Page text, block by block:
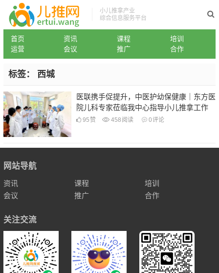
小儿推拿产业
综合信息服务平台
首页 资讯 课程
培训
运营
会议 推广 合作
标签： 西城
医联携手促提升，中医护幼保健康｜东方医
院儿科专家莅临我中心指导小儿推拿工作
95 赞 458 阅读 0评论
网站导航
资讯 课程
培训
会议
推广 合作
关注交流